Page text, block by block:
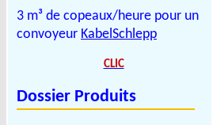
3 m³ de copeaux/heure pour un
convoyeur KabelSchlepp
CLIC
Dossier Produits